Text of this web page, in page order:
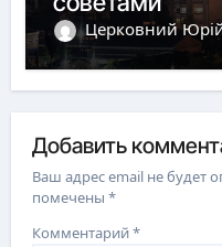
Церковний
Добавить
Ваш адрес email не будет
помечены*
Комментарий*